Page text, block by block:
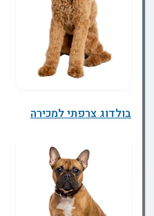
בולדוג צרפתי למכירה